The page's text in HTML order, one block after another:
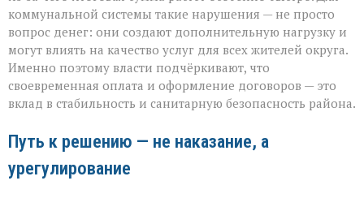
коммунальной системы такие нарушения — не просто
вопрос денег: они создают дополнительную нагрузку и
могут влиять на качество услуг для всех жителей округа.
Именно поэтому власти подчёркивают, что
своевременная оплата и оформление договоров — это
вклад в стабильность и санитарную безопасность района.
Путь к решению — не наказание, а
урегулирование